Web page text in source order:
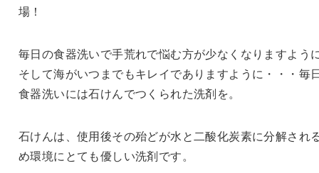
場！
毎日の食器洗いで手荒れで悩む方が少なくなりますよう
そして海がいつまでもキレイでありますように・・・毎
食器洗いには石けんでつくられた洗剤を。
石けんは、使用後その殆どが水と二酸化炭素に分解され
め環境にとても優しい洗剤です。